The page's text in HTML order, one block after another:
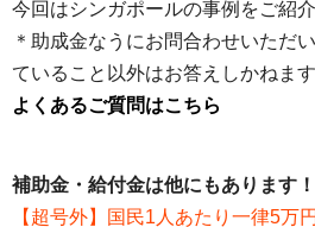
今回はシンガポールの事例をご紹介
＊助成金なうにお問合わせいただ
ていること以外はお答えしかねます
よくあるご質問はこちら
補助金・給付金は他にもあります！
【超号外】国民1人あたり一律5万